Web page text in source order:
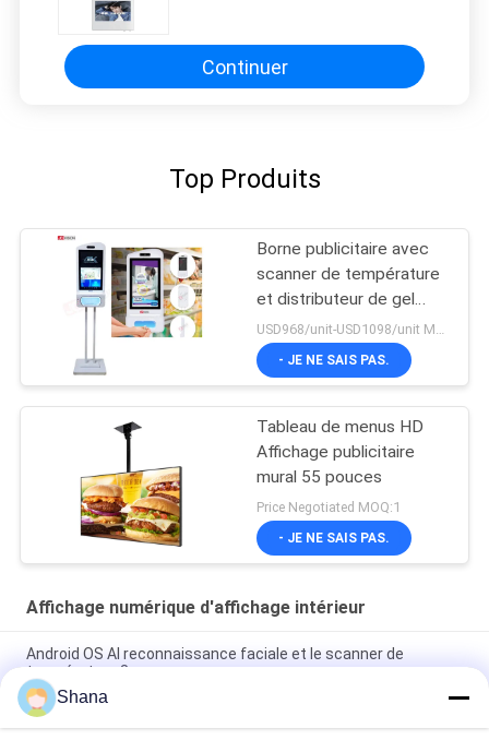
Continuer
Top Produits
Borne publicitaire avec
scanner de température
et distributeur de gel
hydroalcoolique, avec
reconnaissance faciale
USD968/unit-USD1098/unit MOQ:1 unité
- JE NE SAIS PAS.
Tableau de menus HD
Affichage publicitaire
mural 55 pouces
Price Negotiated MOQ:1
- JE NE SAIS PAS.
Affichage numérique d'affichage intérieur
Android OS AI reconnaissance faciale et le scanner de
température 8 pouces
Smartboard tournant le Signage d'intérieur de Digital montre
l'écran tactile capacitif
Shana